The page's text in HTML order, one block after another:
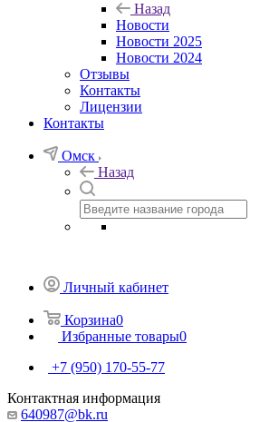
Назад
Новости
Новости 2025
Новости 2024
Отзывы
Контакты
Лицензии
Контакты
Омск
Назад
Личный кабинет
Корзина0
Избранные товары0
+7 (950) 170-55-77
Контактная информация
640987@bk.ru